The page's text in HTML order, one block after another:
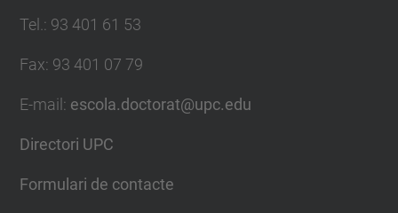
Tel.: 93 401 61 53
Fax: 93 401 07 79
E-mail : escola.doctorat@upc.edu
Directori UPC
Formulari de contacte